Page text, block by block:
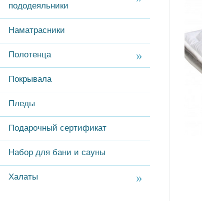
пододеяльники
Наматрасники
Полотенца
Покрывала
Пледы
Подарочный сертификат
Набор для бани и сауны
Халаты